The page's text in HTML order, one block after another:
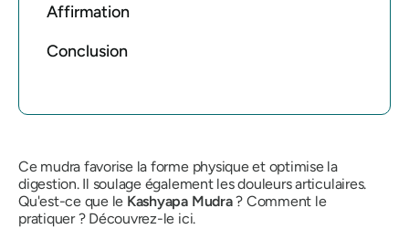
Affirmation
Conclusion
Ce mudra favorise la forme physique et optimise la
digestion. Il soulage également les douleurs articulaires.
Qu'est-ce que le Kashyapa Mudra? Comment le
pratiquer ? Découvrez-le ici.